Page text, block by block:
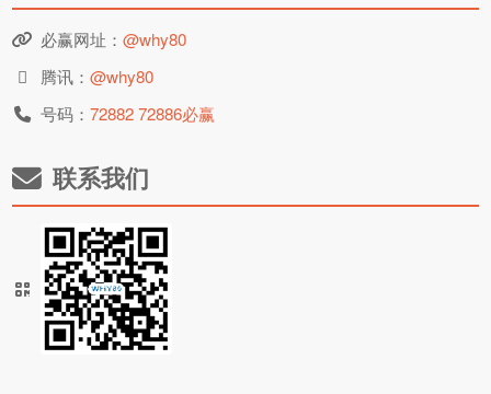
必赢网址：@why80
腾讯：@why80
号码：72882 72886必赢
联系我们